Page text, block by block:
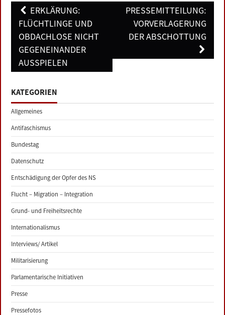
Post
navigation
ERKLÄRUNG:
FLÜCHTLINGE UND
OBDACHLOSE NICHT
GEGENEINANDER
AUSSPIELEN
PRESSEMITTEILUNG:
VORVERLAGERUNG
DER ABSCHOTTUNG
KATEGORIEN
Allgemeines
Antifaschismus
Bundestag
Datenschutz
Entschädigung der Opfer des NS
Flucht – Migration – Integration
Grund- und Freiheitsrechte
Internationalismus
Interviews/ Artikel
Militarisierung
Parlamentarische Initiativen
Presse
Pressefotos